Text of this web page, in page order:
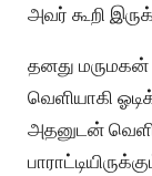
அவர் கூறி
தனது மருமகன்
வெளியாகி
அதனுடன்